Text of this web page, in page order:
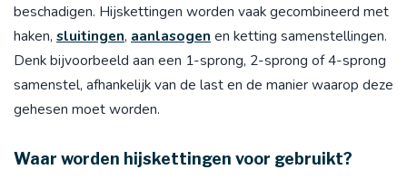
beschadigen. Hijskettingen worden vaak gecombineerd met
haken, sluitingen, aanlasogen en ketting samenstellingen.
Denk bijvoorbeeld aan een 1-sprong, 2-sprong of 4-sprong
samenstel, afhankelijk van de last en de manier waarop deze
gehesen moet worden.
Waar worden hijskettingen voor gebruikt?